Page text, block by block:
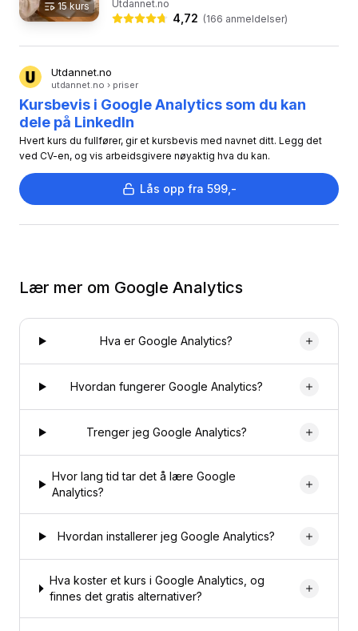
15kurs
dette nettstudiet...
Utdannet.no
4,72 (166 anmeldelser)
Utdannet.no
utdannet.no › priser
Kursbevis i Google Analytics som du kan
dele på LinkedIn
Hvert kurs du fullfører, gir et kursbevis med navnet ditt. Legg det
ved CV-en, og vis arbeidsgivere nøyaktig hva du kan.
Lås opp fra 599,-
Lær mer om Google Analytics
Hva er Google Analytics?
Hvordan fungerer Google Analytics?
Trenger jeg Google Analytics?
Hvor lang tid tar det å lære Google
Analytics?
Hvordan installerer jeg Google Analytics?
Hva koster et kurs i Google Analytics, og
finnes det gratis alternativer?